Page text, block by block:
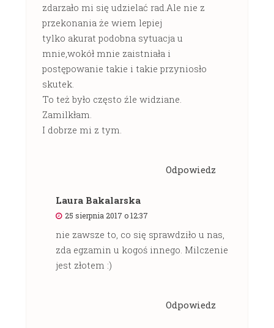
zdarzało mi się udzielać rad.Ale nie z
przekonania że wiem lepiej
tylko akurat podobna sytuacja u
mnie,wokół mnie zaistniała i
postępowanie takie i takie przyniosło
skutek.
To też było często źle widziane.
Zamilkłam.
I dobrze mi z tym.
Odpowiedz
Laura Bakalarska
25 sierpnia 2017 o 12:37
nie zawsze to, co się sprawdziło u nas,
zda egzamin u kogoś innego. Milczenie
jest złotem :)
Odpowiedz